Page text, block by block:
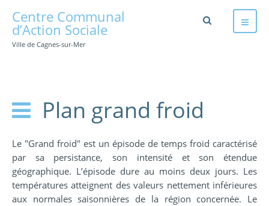
Centre Communal
d’Action Sociale
Ville de Cagnes-sur-Mer
Plan grand froid
Le "Grand froid" est un épisode de temps froid caractérisé
par sa persistance, son intensité et son étendue
géographique. L’épisode dure au moins deux jours. Les
températures atteignent des valeurs nettement inférieures
aux normales saisonnières de la région concernée. Le